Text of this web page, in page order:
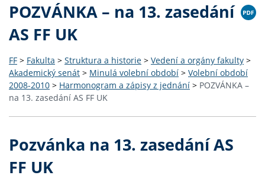
POZVÁNKA – na 13. zasedání
AS FF UK
FF > Fakulta > Struktura a historie > Vedení a orgány fakulty >
Akademický senát > Minulá volební období > Volební období
2008-2010 > Harmonogram a zápisy z jednání > POZVÁNKA –
na 13. zasedání AS FF UK
Pozvánka na 13. zasedání AS
FF UK